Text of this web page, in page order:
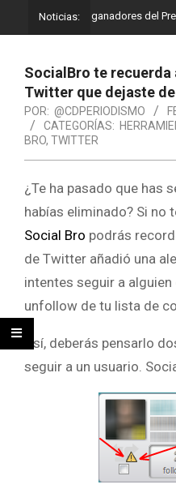
Noticias:
Estos son los ganadores del
SocialBro te recuerda
Twitter que dejaste
POR: @CDPERIODISMO
CATEGORÍAS:
BRO, TWITTER
¿Te ha pasado que has
habías eliminado? Si no
Social Bro podrás
de Twitter añadió una
intentes seguir a alguien
unfollow de tu lista de
Así, deberás pensarlo
seguir a un usuario.